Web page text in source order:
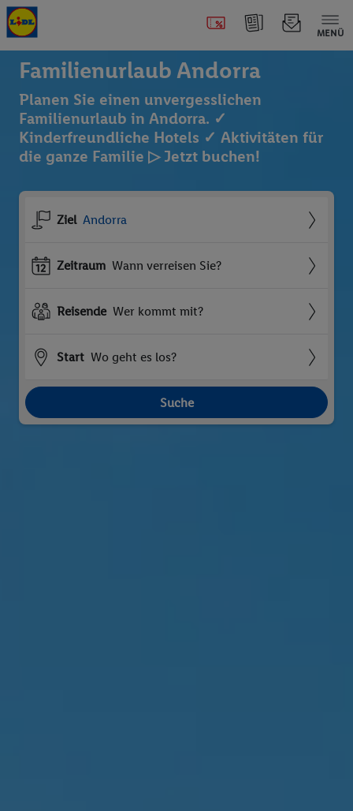
MENÜ
Familienurlaub Andorra
Planen Sie einen unvergesslichen
Familienurlaub in Andorra. ✓
Kinderfreundliche Hotels ✓ Aktivitäten für
die ganze Familie ▷ Jetzt buchen!
Ziel Andorra
Zeitraum Wann verreisen Sie?
Reisende Wer kommt mit?
Start Wo geht es los?
Suche